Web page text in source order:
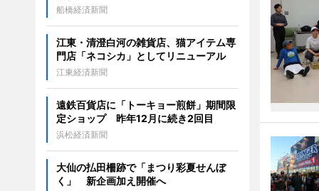
船橋経済新聞
江東・清澄白河の雑貨店、猫アイテム専
門店「ネコシカ」としてリニューアル
江東経済新聞
遠鉄百貨店に「トーキョー煎餅」期間限
定ショップ 昨年12月に続き2回目
浜松経済新聞
大仙の払田柵跡で「まつり彩夏せんぼ
く」 新企画加え開催へ